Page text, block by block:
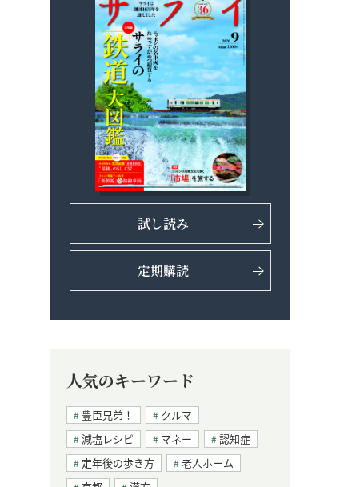
試し読み
定期購読
人気のキーワード
豊臣兄弟！
クルマ
減塩レシピ
マネー
認知症
定年後の歩き方
老人ホーム